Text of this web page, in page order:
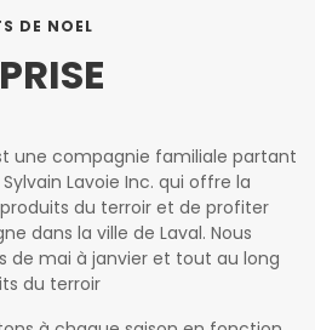
DE NOEL
une compagnie familiale partant
Lavoie Inc. qui offre la
du terroir et de profiter
dans la ville de Laval. Nous
de mai à janvier et tout au long
du terroir